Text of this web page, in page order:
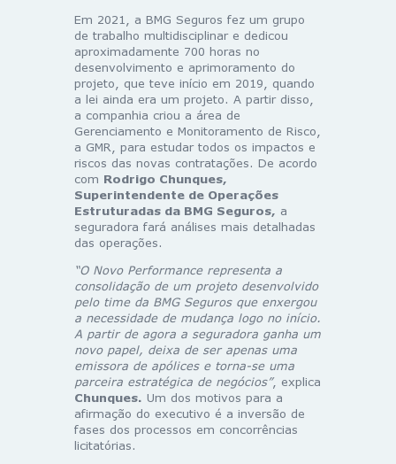
Em 2021, a BMG Seguros fez um grupo
de trabalho multidisciplinar e dedicou
aproximadamente 700 horas no
desenvolvimento e aprimoramento do
projeto, que teve início em 2019, quando
a lei ainda era um projeto. A partir disso,
a companhia criou a área de
Gerenciamento e Monitoramento de Risco,
a GMR, para estudar todos os impactos e
riscos das novas contratações. De acordo
com Rodrigo Chunques,
Superintendente de Operações
Estruturadas da BMG Seguros, a
seguradora fará análises mais detalhadas
das operações.
“O Novo Performance representa a
consolidação de um projeto desenvolvido
pelo time da BMG Seguros que enxergou
a necessidade de mudança logo no início.
A partir de agora a seguradora ganha um
novo papel, deixa de ser apenas uma
emissora de apólices e torna-se uma
parceira estratégica de negócios”, explica
Chunques. Um dos motivos para a
afirmação do executivo é a inversão de
fases dos processos em concorrências
licitatórias.